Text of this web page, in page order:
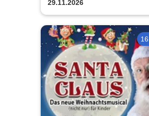
29.11.2026